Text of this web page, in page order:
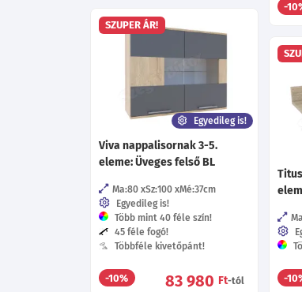
-
SZUPER ÁR!
Egyedileg is!
Viva nappalisornak 3-5.
eleme: Üveges felső BL
Ma:80 Sz:100 Mé:37cm
Egyedileg is!
Több mint 40 féle szín!
45 féle fogó!
Többféle kivetőpánt!
-10% 83 980 Ft-tól -